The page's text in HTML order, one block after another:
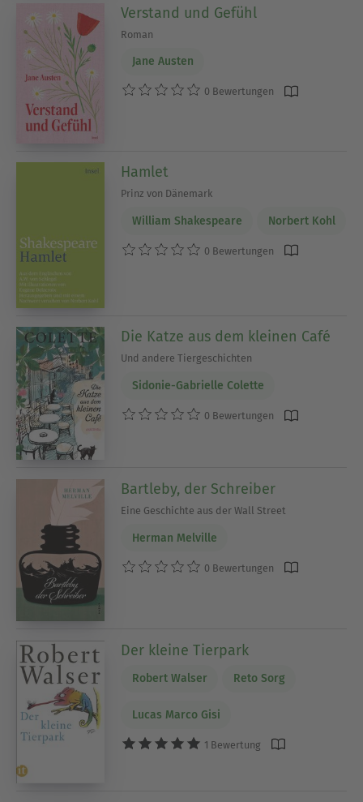
Verstand und Gefühl
Roman
Jane Austen
0 Bewertungen
Hamlet
Prinz von Dänemark
William Shakespeare Norbert Kohl
0 Bewertungen
Die Katze aus dem kleinen Café
Und andere Tiergeschichten
Sidonie-Gabrielle Colette
0 Bewertungen
Bartleby, der Schreiber
Eine Geschichte aus der Wall Street
Herman Melville
0 Bewertungen
Der kleine Tierpark
Robert Walser Reto Sorg
Lucas Marco Gisi
1 Bewertung